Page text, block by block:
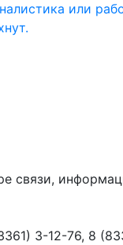
или
связи,
3-12-76, 8